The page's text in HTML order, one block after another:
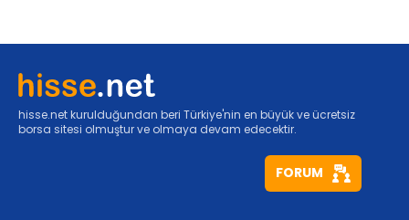
hisse.net kurulduğundan beri Türkiye'nin en büyük ve ücretsiz
borsa sitesi olmuştur ve olmaya devam edecektir.
FORUM